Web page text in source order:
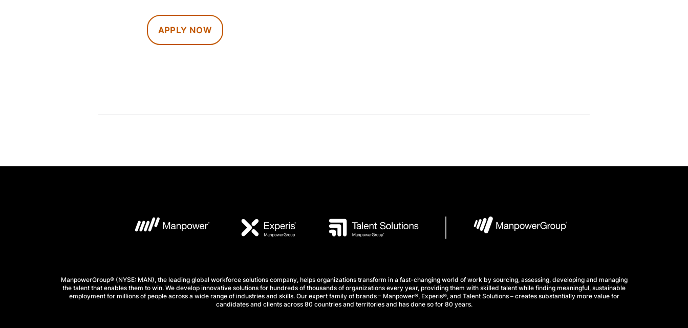
APPLY NOW
ManpowerGroup® (NYSE: MAN), the leading global workforce solutions company, helps organizations transform in a fast-changing world of work by sourcing, assessing, developing and managing
the talent that enables them to win. We develop innovative solutions for hundreds of thousands of organizations every year, providing them with skilled talent while finding meaningful, sustainable
employment for millions of people across a wide range of industries and skills. Our expert family of brands – Manpower®, Experis®, and Talent Solutions – creates substantially more value for
candidates and clients across 80 countries and territories and has done so for 80 years.